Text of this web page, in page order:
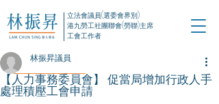
立法會議員(選委會界別)
港九勞工社團聯會(勞聯)主席
工會工作者
【人力事務委員會】 促當局增加行政人手
處理積壓工會申請
林振昇議員